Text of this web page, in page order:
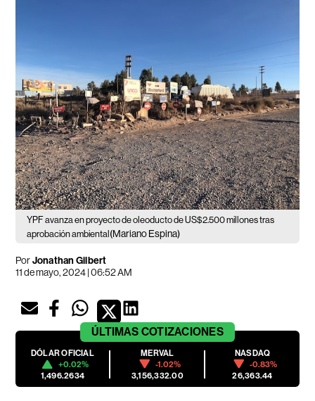
YPF avanza en proyecto de oleoducto de US$2.500 millones tras
aprobación ambiental(Mariano Espina)
PorJonathan Gilbert
11 de mayo, 2024 | 06:52 AM
ÚLTIMAS COTIZACIONES
DÓLAR OFICIAL
+0.02%
1,496.2634
MERVAL
-1.02%
3,156,332.00
NASDAQ
-0.83%
26,363.44